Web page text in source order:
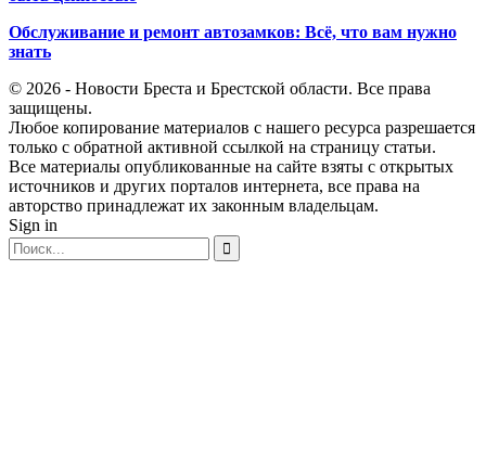
Обслуживание и ремонт автозамков: Всё, что вам нужно
знать
© 2026 - Новости Бреста и Брестской области. Все права
защищены.
Любое копирование материалов с нашего ресурса разрешается
только с обратной активной ссылкой на страницу статьи.
Все материалы опубликованные на сайте взяты с открытых
источников и других порталов интернета, все права на
авторство принадлежат их законным владельцам.
Sign in